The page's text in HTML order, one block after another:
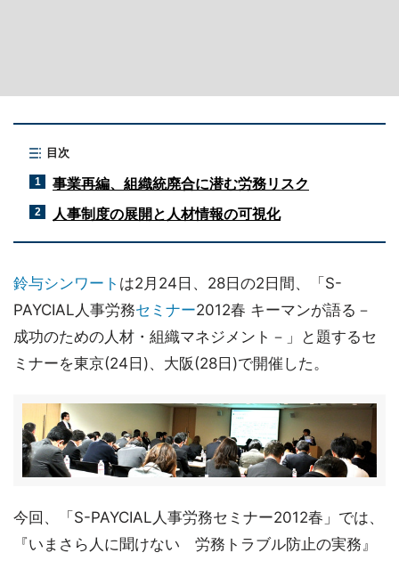
目次
1 事業再編、組織統廃合に潜む労務リスク
2 人事制度の展開と人材情報の可視化
鈴与シンワート は2月24日、28日の2日間、「S-
PAYCIAL人事労務セミナー2012春 キーマンが語る－
成功のための人材・組織マネジメント－」と題するセ
ミナーを東京(24日)、大阪(28日)で開催した。
今回、「S-PAYCIAL人事労務セミナー2012春」では、
『いまさら人に聞けない 労務トラブル防止の実務』